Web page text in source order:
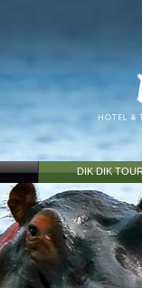
DIK DIK